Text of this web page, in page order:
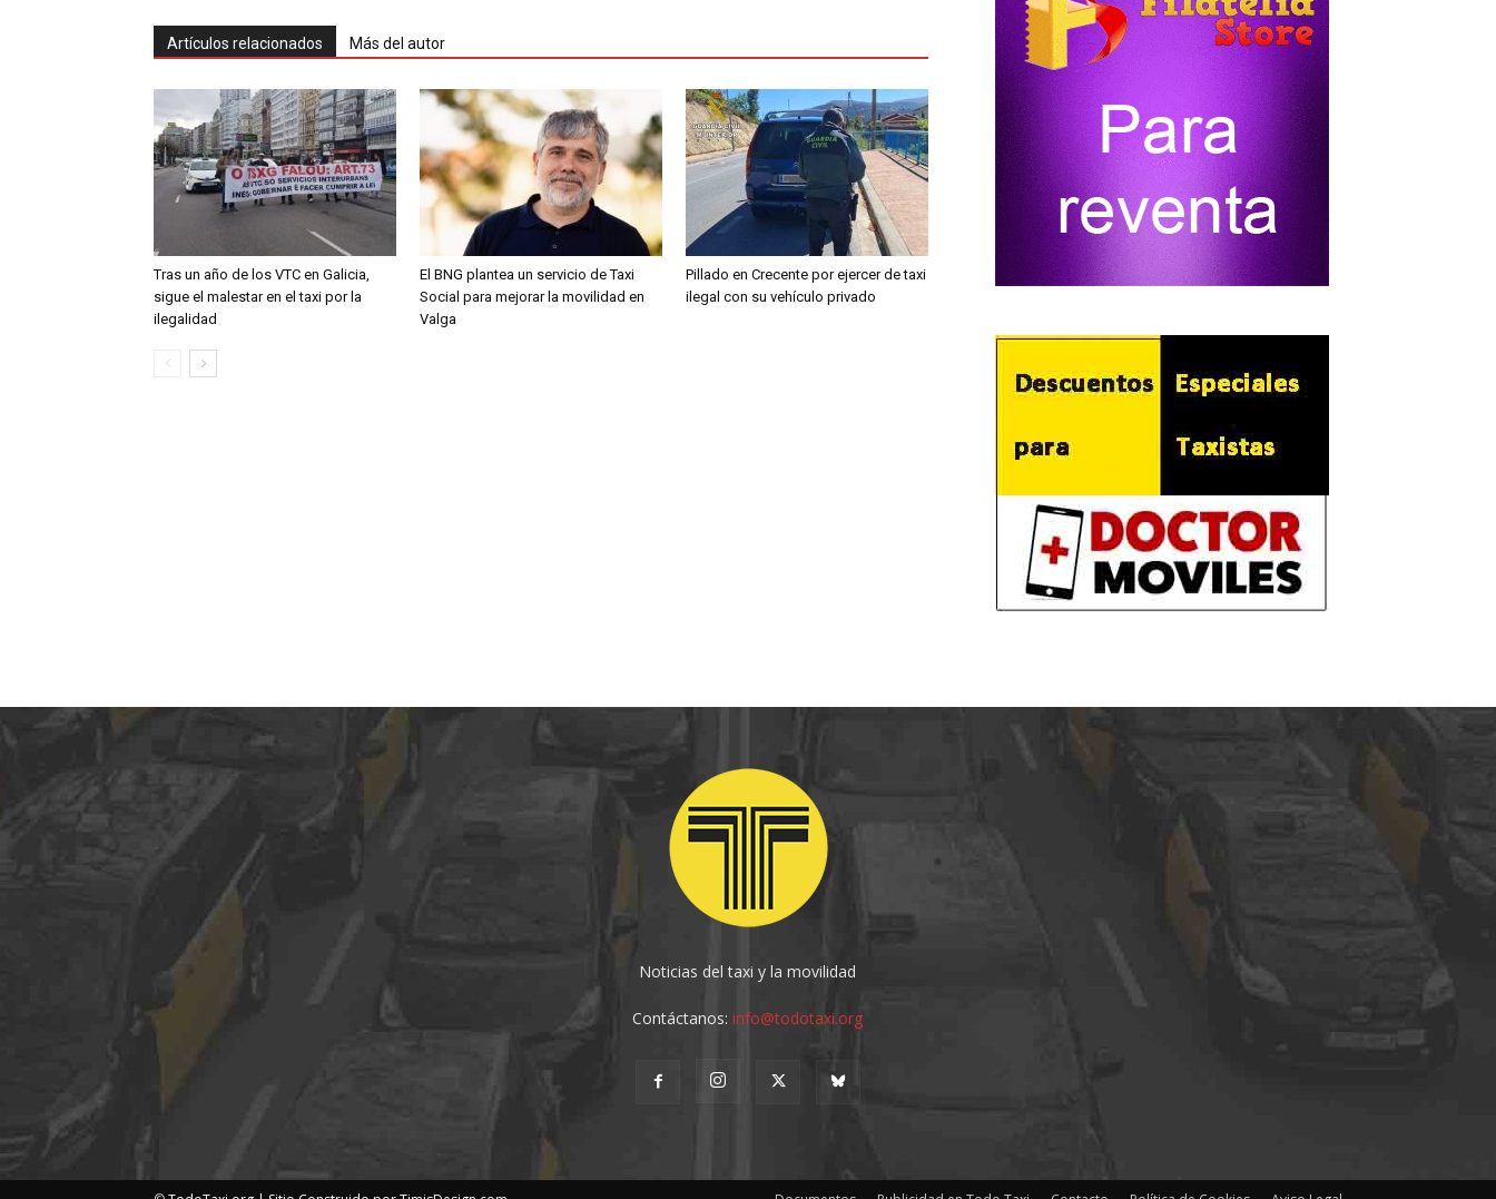
Artículos relacionados Más del autor
Tras un año de los VTC en Galicia,
sigue el malestar en el taxi por la
ilegalidad
El BNG plantea un servicio de Taxi
Social para mejorar la movilidad en
Valga
Pillado en Crecente por ejercer de taxi
ilegal con su vehículo privado
Noticias del taxi y la movilidad
Contáctanos:info@todotaxi.org